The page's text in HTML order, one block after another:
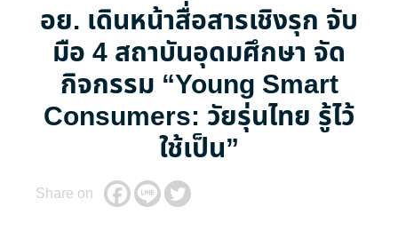
อย. เดินหน้าสื่อสารเชิงรุก จับ
มือ 4 สถาบันอุดมศึกษา จัด
กิจกรรม “Young Smart
Consumers: วัยรุ่นไทย รู้ไว้
ใช้เป็น”
Share on